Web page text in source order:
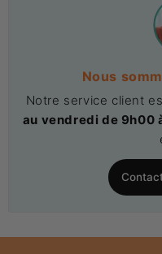
Nous
Notre service client
au vendredi de 9h00